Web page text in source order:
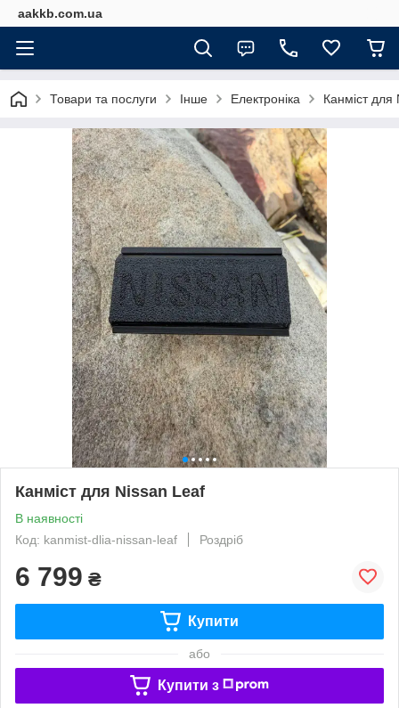
aakkb.com.ua
Товари та послуги Інше Електроніка Канміст
Канміст для Nissan Leaf
В наявності
Код: kanmist-dlia-nissan-leaf
Роздріб
6 799 ₴
Купити
або
Купити з